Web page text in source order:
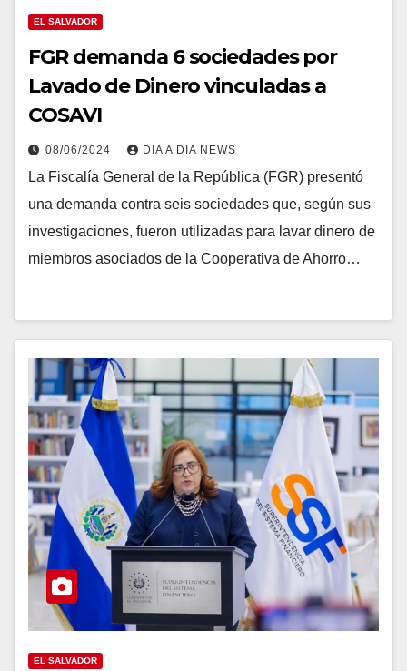
EL SALVADOR
FGR demanda 6 sociedades por
Lavado de Dinero vinculadas a
COSAVI
08/06/2024 DIA A DIA NEWS
La Fiscalía General de la República (FGR) presentó
una demanda contra seis sociedades que, según sus
investigaciones, fueron utilizadas para lavar dinero de
miembros asociados de la Cooperativa de Ahorro…
EL SALVADOR